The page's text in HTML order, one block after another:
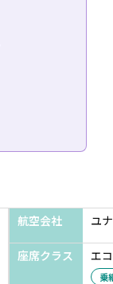
航空会社 ユ
座席クラス エ
乗